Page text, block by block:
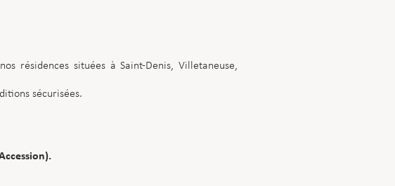
résidences situées à Saint-Denis, Villetaneuse,
sécurisées.
.